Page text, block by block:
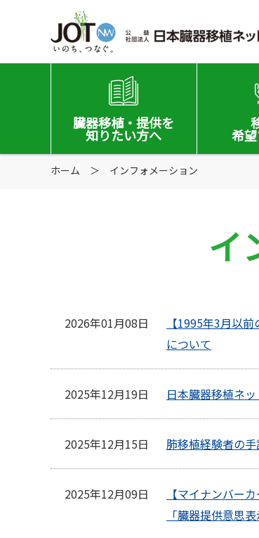
臓器移植・提供を
知りたい方へ
移植と提供とは
普及啓発グッズ
全国のイベント・活動情報
希
ホーム インフォメーション
イ
2026年01月08日
【1995年3月以
について
2025年12月19日 日本臓器移植ネ
2025年12月15日 肺移植経験者の
2025年12月09日
【マイナンバー
「臓器提供意思